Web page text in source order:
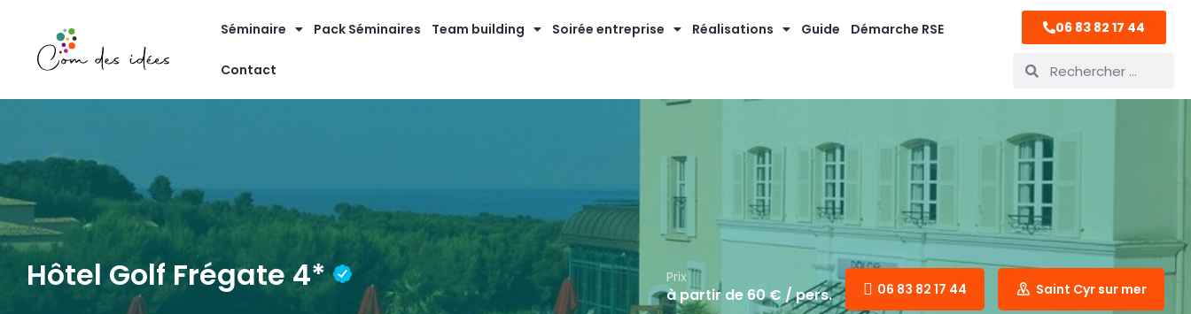
Séminaire Pack Séminaires Team building Soirée entreprise Réalisations Guide Démarche RSE
Contact
06 83 82 17 44
Hôtel Golf Frégate 4* Prix
à partir de 60€ / pers. 06 83 82 17 44 Saint Cyr sur mer